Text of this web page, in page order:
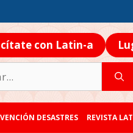
con Latin-a
DESASTRES REVISTA